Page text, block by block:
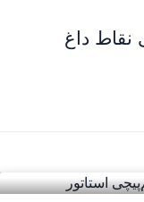
نقاط داغ